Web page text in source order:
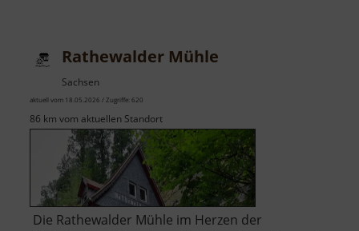
Rathewalder Mühle
Sachsen
aktuell vom 18.05.2026 / Zugriffe: 620
86 km vom aktuellen Standort
Die Rathewalder Mühle im Herzen der